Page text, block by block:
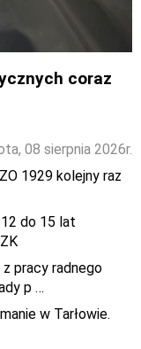
coraz
08 sierpnia 2026r.
1929 kolejny raz
do 15 lat
pracy radnego
p …
w Tarłowie.